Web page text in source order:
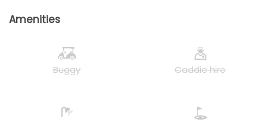
Amenities
Buggy Caddie hire